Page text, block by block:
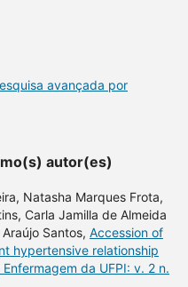
avançada por
autor(es)
Natasha Marques Frota,
Carla Jamilla de Almeida
Santos, Accession of
hypertensive relationship
da UFPI: v. 2 n.